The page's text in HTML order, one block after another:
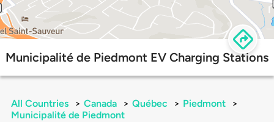
Municipalité de Piedmont EV Charging Stations
All Countries > Canada > Québec > Piedmont
>
Municipalité de Piedmont